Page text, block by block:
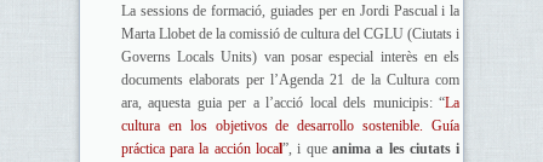
La sessions de formació, guiades per en Jordi Pascual i la
Marta Llobet de la comissió de cultura del CGLU (Ciutats i
Governs Locals Units) van posar especial interès en els
documents elaborats per l’Agenda 21 de la Cultura com
ara, aquesta guia per a l’acció local dels municipis: “La
cultura en los objetivos de desarrollo sostenible. Guía
práctica para la acción local”, i que anima a les ciutats i